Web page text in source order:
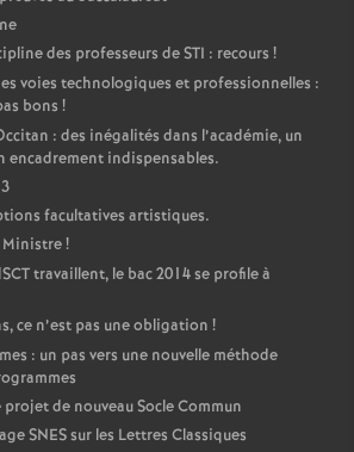
des professeurs de STI : recours !
voies technologiques et professionnelles :
bons !
: des inégalités dans l’académie, un
encadrement indispensables.
facultatives artistiques.
Ministre!
travaillent, le bac 2014 se profile à
ce n’est pas une obligation !
: un pas vers une nouvelle méthode
de nouveau Socle Commun
SNES sur les Lettres Classiques